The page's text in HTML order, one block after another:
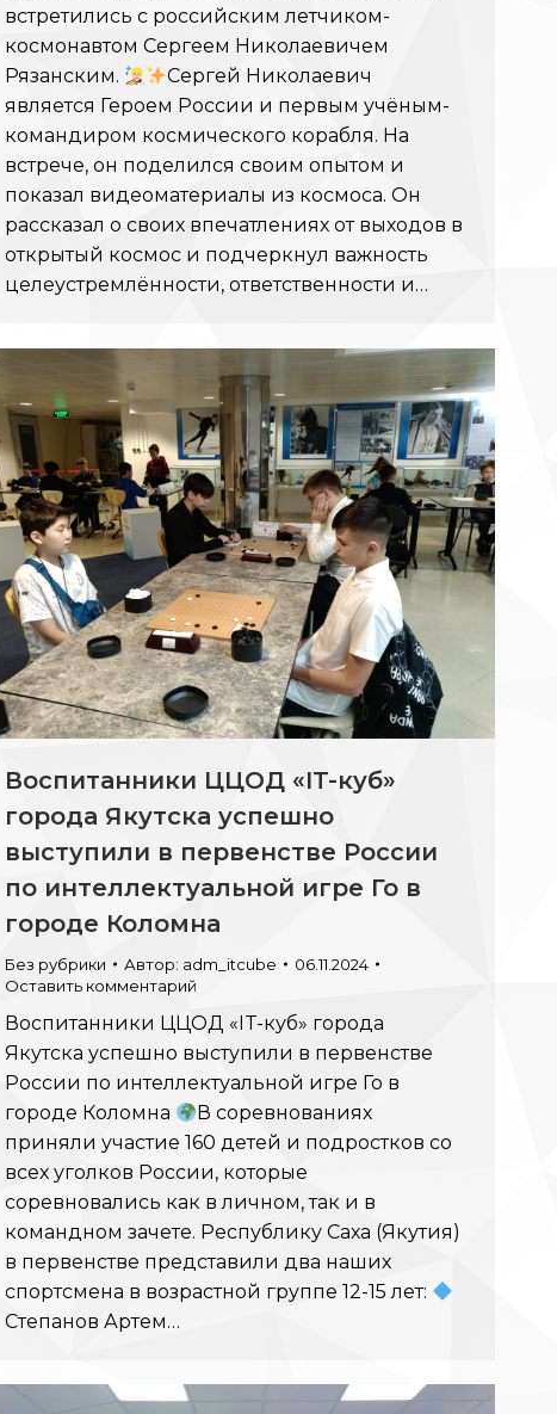
встретились с российским летчиком-
космонавтом Сергеем Николаевичем
Рязанским.
Сергей Николаевич
является Героем России и первым учёным-
командиром космического корабля. На
встрече, он поделился своим опытом и
показал видеоматериалы из космоса. Он
рассказал о своих впечатлениях от выходов в
открытый космос и подчеркнул важность
целеустремлённости, ответственности и…
Воспитанники ЦЦОД «IT-куб»
города Якутска успешно
выступили в первенстве России
по интеллектуальной игре Го в
городе Коломна
Без рубрики Автор: adm_itcube
06.11.2024
Оставить комментарий
Воспитанники ЦЦОД «IT-куб» города
Якутска успешно выступили в первенстве
России по интеллектуальной игре Го в
городе Коломна
В соревнованиях
приняли участие 160 детей и подростков со
всех уголков России, которые
соревновались как в личном, так и в
командном зачете. Республику Саха (Якутия)
в первенстве представили два наших
спортсмена в возрастной группе 12-15 лет:
Степанов Артем…